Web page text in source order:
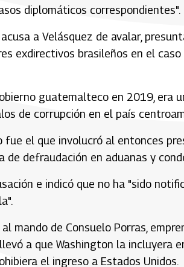
diplomáticos correspondientes".
a Velásquez de avalar,
exdirectivos brasileños en el
guatemalteco en 2019,
de corrupción en el país
fue el que involucró al entonces
defraudación en aduanas y
e indicó que no ha "sido
mando de Consuelo Porras,
llevó a que Washington la
el ingreso a Estados Unidos.